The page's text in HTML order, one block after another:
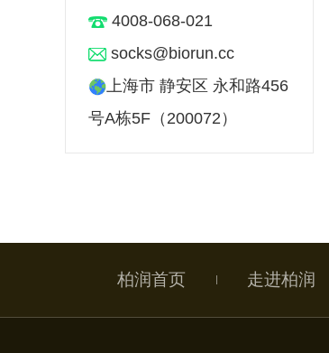
4008-068-021
socks@biorun.cc
上海市 静安区 永和路456
号A栋5F（200072）
柏润首页 走进柏润